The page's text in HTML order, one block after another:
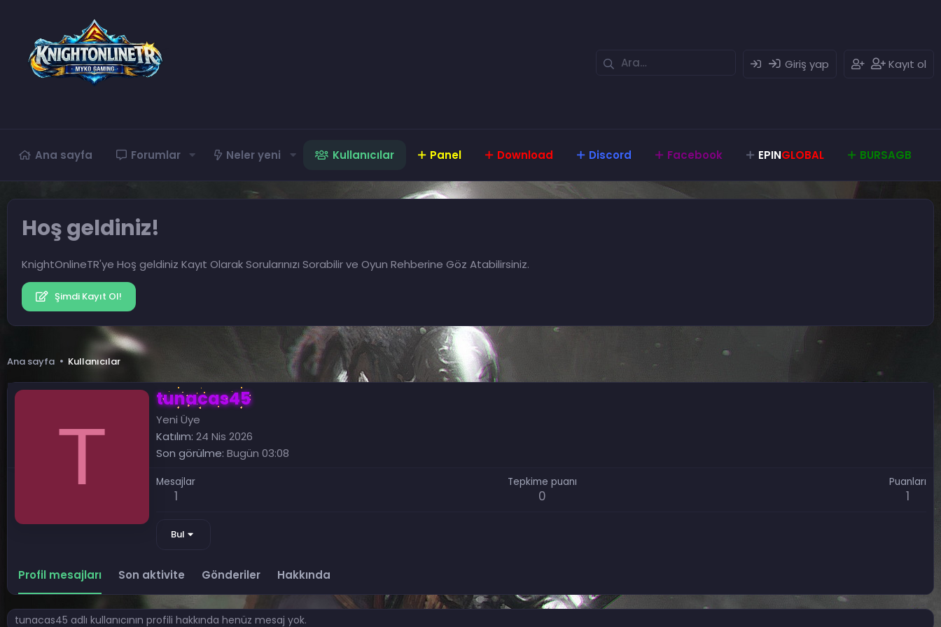
Giriş yap Kayıt ol
Ana sayfa Forumlar Neler yeni Kullanıcılar Panel Download Discord Facebook EPINGLOBAL BURSAGB
Hoş geldiniz!
KnightOnlineTR'ye Hoş geldiniz Kayıt Olarak Sorularınızı Sorabilir ve Oyun Rehberine Göz Atabilirsiniz.
Şimdi Kayıt Ol!
Ana sayfa Kullanıcılar
T
tunacas45
Yeni Üye
Katılım 24 Nis 2026
Son görülme Bugün 03:08
Mesajlar
1
Tepkime puanı
0
Puanları
1
Bul
Profil mesajları Son aktivite Gönderiler Hakkında
tunacas45 adlı kullanıcının profili hakkında henüz mesaj yok.